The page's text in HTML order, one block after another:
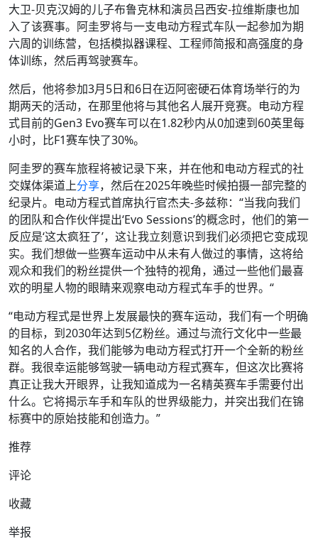
大卫-贝克汉姆的儿子布鲁克林和演员吕西安-拉维斯康也加
入了该赛事。阿圭罗将与一支电动方程式车队一起参加为期
六周的训练营，包括模拟器课程、工程师简报和高强度的身
体训练，然后再驾驶赛车。
然后，他将参加3月5日和6日在迈阿密硬石体育场举行的为
期两天的活动，在那里他将与其他名人展开竞赛。电动方程
式目前的Gen3 Evo赛车可以在1.82秒内从0加速到60英里每
小时，比F1赛车快了30%。
阿圭罗的赛车旅程将被记录下来，并在他和电动方程式的社
交媒体渠道上分享，然后在2025年晚些时候拍摄一部完整的
纪录片。电动方程式首席执行官杰夫-多兹称：“当我向我们
的团队和合作伙伴提出‘Evo Sessions’的概念时，他们的第一
反应是‘这太疯狂了’，这让我立刻意识到我们必须把它变成现
实。我们想做一些赛车运动中从未有人做过的事情，这将给
观众和我们的粉丝提供一个独特的视角，通过一些他们最喜
欢的明星人物的眼睛来观察电动方程式车手的世界。“
“电动方程式是世界上发展最快的赛车运动，我们有一个明确
的目标，到2030年达到5亿粉丝。通过与流行文化中一些最
知名的人合作，我们能够为电动方程式打开一个全新的粉丝
群。我很幸运能够驾驶一辆电动方程式赛车，但这次比赛将
真正让我大开眼界，让我知道成为一名精英赛车手需要付出
什么。它将揭示车手和车队的世界级能力，并突出我们在锦
标赛中的原始技能和创造力。”
推荐
评论
收藏
举报